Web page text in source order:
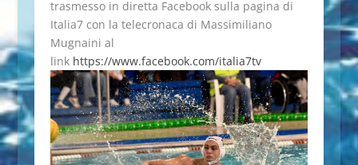
trasmesso in diretta Facebook sulla pagina di
Italia7 con la telecronaca di Massimiliano
Mugnaini al
link https://www.facebook.com/italia7tv